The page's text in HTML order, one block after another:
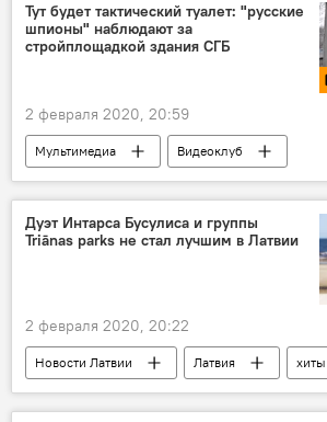
Тут будет тактический туалет: "русские
шпионы" наблюдают за
стройплощадкой здания СГБ
2 февраля 2020, 20:59
Мультимедиа Видеоклуб
Дуэт Интарса Бусулиса и группы
Triānas parks не стал лучшим в Латвии
2 февраля 2020, 20:22
Новости Латвии Латвия
хиты
песня